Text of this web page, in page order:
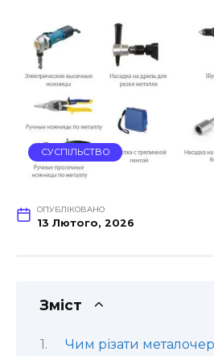
СУСПІЛЬСТВО
ОПУБЛІКОВАНО
13 Лютого, 2026
Зміст
Чим різати